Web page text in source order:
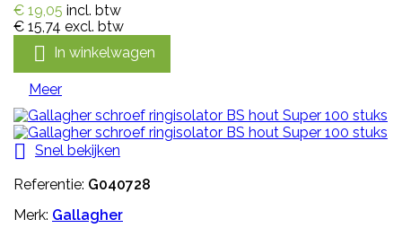
€ 19,05 incl. btw
€ 15,74 excl. btw
 In winkelwagen
Meer
 Snel bekijken
Referentie: G040728
Merk: Gallagher